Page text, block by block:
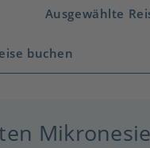
Ausgewählte
buchen